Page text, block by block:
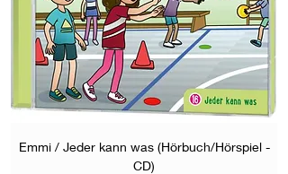
Emmi / Jeder kann was (Hörbuch/Hörspiel -
CD)